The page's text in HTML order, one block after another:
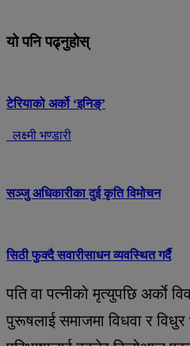
यो पनि पढ्नुहोस्
टेरियाको अर्को ‘इनिङ्’
लक्ष्मी भण्डारी
सञ्जु अधिकारीका दुई कृति विमोचन
सिठी फुक्दै सवारीसाधन व्यवस्थित गर्दै
पति वा पत्नीको मृत्युपछि अर्काे
पुरूषलाई समाजमा विधवा र